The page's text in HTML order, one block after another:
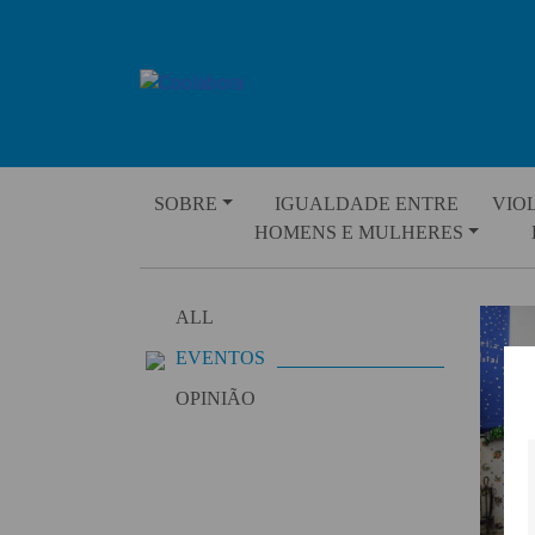
SOBRE
IGUALDADE ENTRE
HOMENS E MULHERES
ALL
EVENTOS
OPINIÃO